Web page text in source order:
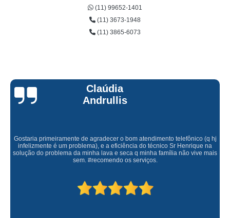
(11) 99652-1401
(11) 3673-1948
(11) 3865-6073
Claúdia
Andrullis
Gostaria primeiramente de agradecer o bom atendimento telefônico (q hj
infelizmente é um problema), e a eficiência do técnico Sr Henrique na
solução do problema da minha lava e seca q minha família não vive mais
sem. #recomendo os serviços.